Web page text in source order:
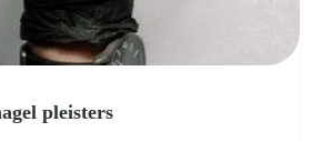
pleisters